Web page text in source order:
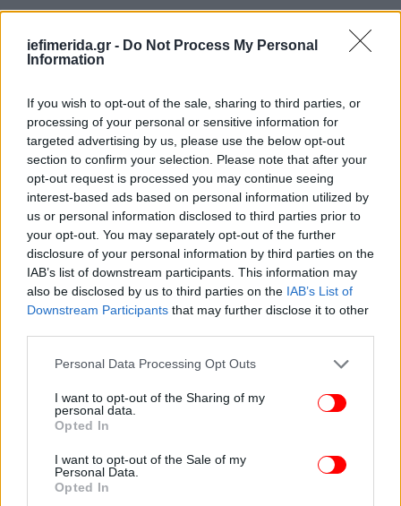
iefimerida.gr - Do Not Process My Personal
Information
If you wish to opt-out of the sale, sharing to third parties, or
processing of your personal or sensitive information for
targeted advertising by us, please use the below opt-out
section to confirm your selection. Please note that after your
opt-out request is processed you may continue seeing
interest-based ads based on personal information utilized by
us or personal information disclosed to third parties prior to
your opt-out. You may separately opt-out of the further
disclosure of your personal information by third parties on the
IAB’s list of downstream participants. This information may
also be disclosed by us to third parties on the IAB’s List of
Downstream Participants that may further disclose it to other
Please note that this website/app uses one or more Google
not limited to your visit or usage behaviour. You may click to
grant or deny consent to Google and its third-party tags to
use your data for below specified purposes in below Google
consent section.
Personal Data Processing Opt Outs
I want to opt-out of the Sharing of my
personal data.
Opted In
I want to opt-out of the Sale of my
Personal Data.
Opted In